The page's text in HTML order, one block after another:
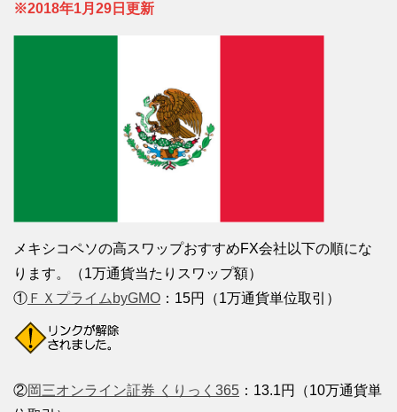
※2018年1月29日更新
メキシコペソの高スワップおすすめFX会社以下の順にな
ります。（1万通貨当たりスワップ額）
① ＦＸプライムbyGMO ：15円（1万通貨単位取引）
②岡三オンライン証券 くりっく365 ：13.1円（10万通貨単